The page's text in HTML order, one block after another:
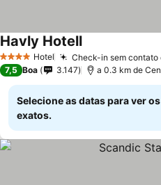
4 EstrelasHotel Check-in sem contato
Havly Hotell
7,5 Boa 3.147 a 0.3 km de
Selecione as datas para ver
exatos.